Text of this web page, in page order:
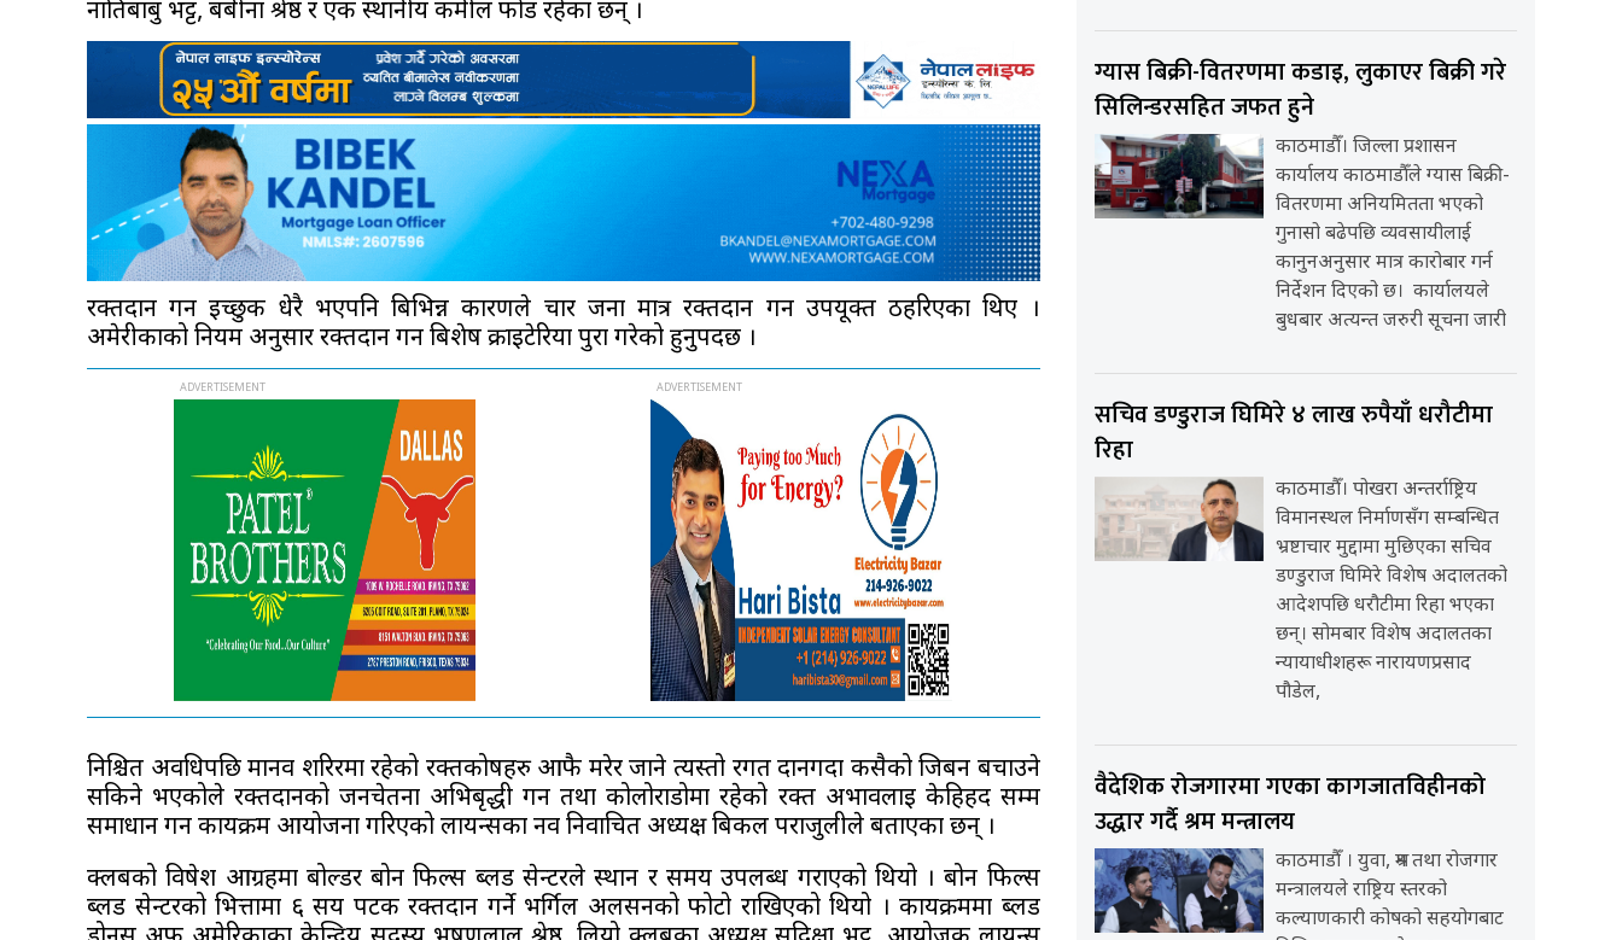
नातिबाबु भट्ट, बबीना श्रेष्ठ र एक स्थानीय कमील फोड रहेका छन् ।
रक्तदान गर्न ईच्छुक धेरै भएपनि बिभिन्न कारणले चार जना मात्र रक्तदान गर्न उपयूक्त ठहरिएका थिए ।
अमेरीकाको नियम अनुसार रक्तदान गर्न बिशेष क्राईटेरिया पुरा गरेको हुनुपर्दछ ।
निश्चित अवधिपछि मानव शरिरमा रहेको रक्तकोषहरु आफै मरेर जाने त्यस्तो रगत दानगर्दा कसैको जिबन बचाउने
सकिने भएकोले रक्तदानको जनचेतना अभिबृद्धी गर्न तथा कोलोराडोमा रहेको रक्त अभावलाई केहिहद सम्म
समाधान गर्न कार्यक्रम आयोजना गरिएको लायन्सका नव निर्वाचित अध्यक्ष बिकल पराजुलीले बताएका छन् ।
क्लबको विषेश आग्रहमा बोल्डर बोन फिल्स ब्लड सेन्टरले स्थान र समय उपलब्ध गराएको थियो । बोन फिल्स
ब्लड सेन्टरको भित्तामा ६ सय पटक रक्तदान गर्ने भर्गिल अलसनको फोटो राखिएको थियो । कार्यक्रममा ब्लड
ग्यास बिक्री-वितरणमा कडाइ, लुकाएर बिक्री गरे
सिलिन्डरसहित जफत हुने
काठमाडौँ। जिल्ला प्रशासन
कार्यालय काठमाडौँले ग्यास बिक्री-
वितरणमा अनियमितता भएको
गुनासो बढेपछि व्यवसायीलाई
कानुनअनुसार मात्र कारोबार गर्न
निर्देशन दिएको छ। कार्यालयले
बुधबार अत्यन्त जरुरी सूचना जारी
सचिव डण्डुराज घिमिरे ४ लाख रुपैयाँ धरौटीमा
रिहा
काठमाडौँ। पोखरा अन्तर्राष्ट्रिय
विमानस्थल निर्माणसँग सम्बन्धित
भ्रष्टाचार मुद्दामा मुछिएका सचिव
डण्डुराज घिमिरे विशेष अदालतको
आदेशपछि धरौटीमा रिहा भएका
छन्। सोमबार विशेष अदालतका
न्यायाधीशहरू नारायणप्रसाद
पौडेल,
वैदेशिक रोजगारमा गएका कागजातविहीनको
उद्धार गर्दै श्रम मन्त्रालय
काठमाडौँ । युवा, श्रम तथा रोजगार
मन्त्रालयले राष्ट्रिय स्तरको
कल्याणकारी कोषको सहयोगबाट